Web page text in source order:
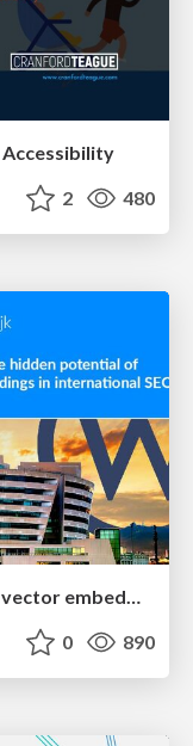
2 480
Unlocking the hidden potential of vector embeddings in international SEO
0 890